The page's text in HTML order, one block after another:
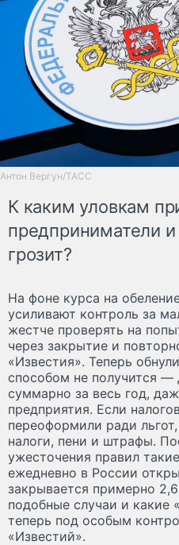
Антон Вергун/ТАСС
К каким уловкам
предприниматели и
грозит?
На фоне курса на
усиливают контроль за
жестче проверять на
через закрытие и
«Известия». Теперь
способом не получится —
суммарно за весь год,
предприятия. Если
переоформили ради
налоги, пени и штрафы.
ужесточения правил
ежедневно в России
закрывается примерно
подобные случаи и какие
теперь под особым
«Известий».